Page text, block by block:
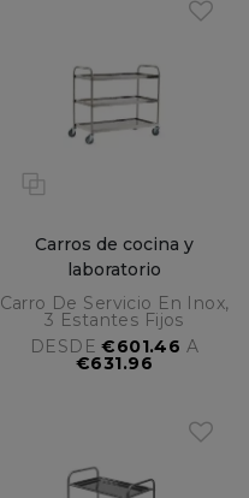
Carros de cocina y
laboratorio
Carro De Servicio En Inox,
3 Estantes Fijos
DESDE€601.46 A
€631.96